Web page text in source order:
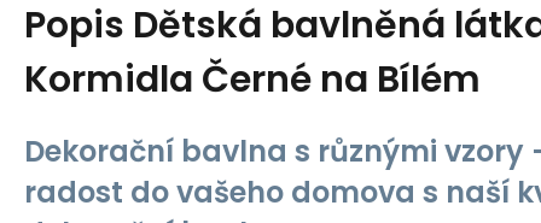
Popis Dětská bavlněná
Kormidla Černé na Bílém
Dekorační bavlna s různými vzory
radost do vašeho domova s naší